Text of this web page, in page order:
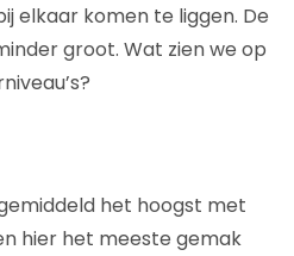
elkaar komen te liggen. De
groot. Wat zien we op
het hoogst met
hier het meeste gemak